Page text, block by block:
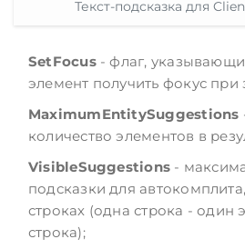
Текст-подсказка для
SetFocus- флаг,
элемент получить фокус при
MaximumEntitySuggestions
количество элементов в
VisibleSuggestions -
подсказки для
строках (одна строка - один
строка);